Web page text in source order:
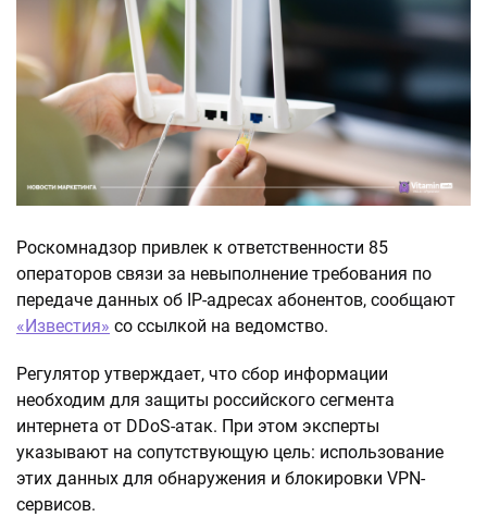
Роскомнадзор привлек к ответственности 85
операторов связи за невыполнение требования по
передаче данных об IP-адресах абонентов, сообщают
«Известия» со ссылкой на ведомство.
Регулятор утверждает, что сбор информации
необходим для защиты российского сегмента
интернета от DDoS-атак. При этом эксперты
указывают на сопутствующую цель: использование
этих данных для обнаружения и блокировки VPN-
сервисов.